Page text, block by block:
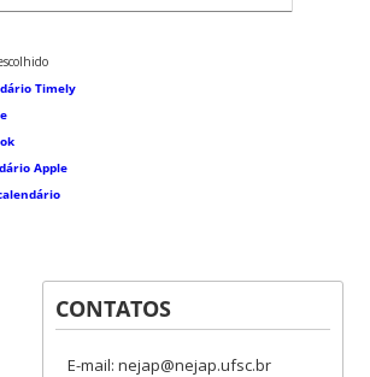
Timely
Apple
CONTATOS
E-mail: nejap@nejap.ufsc.br